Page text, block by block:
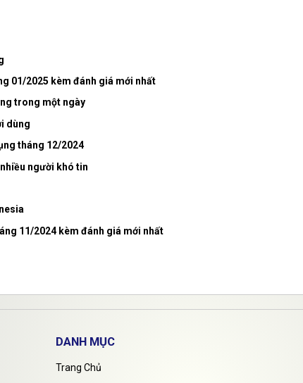
01/2025 kèm đánh giá mới nhất
trong một ngày
dùng
tháng 12/2024
người khó tin
11/2024 kèm đánh giá mới nhất
DANH MỤC
Trang Chủ